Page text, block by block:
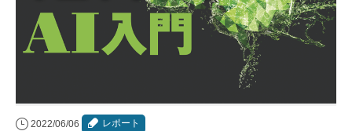
2022/06/06 レポート